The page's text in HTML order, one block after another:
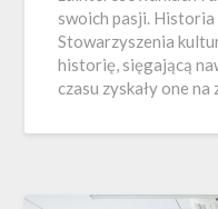
swoich pasji.
Stowarzyszenia
historię, sięgającą
czasu zyskały one na